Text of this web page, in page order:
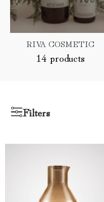
RIVA COSMETIC
14 products
Filters